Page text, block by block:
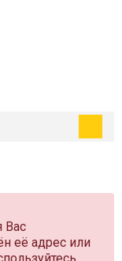
Вас
её адрес или